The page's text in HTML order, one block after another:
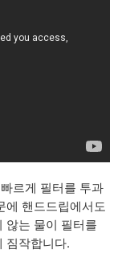
르게 필터를 투과
에 핸드드립에서도
않는 물이 필터를
짐작합니다.